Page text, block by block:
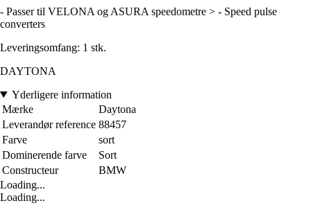
- Passer til VELONA og ASURA speedometre > - Speed pulse
converters
Leveringsomfang: 1 stk.
DAYTONA
Yderligere information
Mærke
Daytona
Leverandør reference 88457
Farve
sort
Dominerende farve
Sort
Constructeur
BMW
Loading...
Loading...